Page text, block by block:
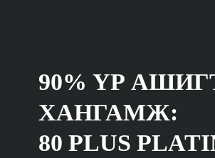
90% ҮР
ХАНГАМЖ:
80 PLUS